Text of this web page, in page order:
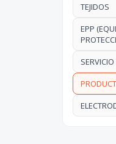
TEJIDOS
EPP
SERVICIO